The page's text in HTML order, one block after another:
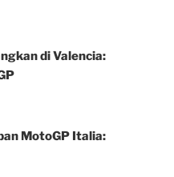
di Valencia:
MotoGP Italia: